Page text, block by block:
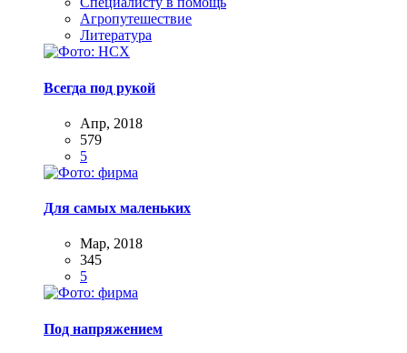
Агропутешествие
Литература
Всегда под рукой
Апр, 2018
579
5
Для самых маленьких
Мар, 2018
345
5
Под напряжением